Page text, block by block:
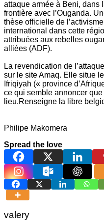
attaque armée à Beni, dans
frontière avec l’Ouganda.
thèse officielle de
international dans cette
attribuées aux rebelles
alliées (ADF).
La revendication de
sur le site Amaq. Elle situe
Ifriqiyah (« province
ce qui semble annoncer
lieu.Renseigne la libre
Philipe Makomera
Spread the love
valery